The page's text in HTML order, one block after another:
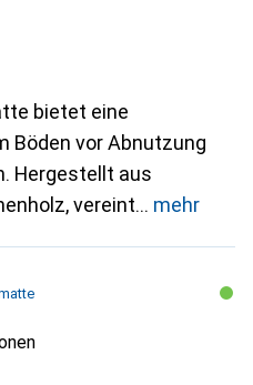
bietet eine
Böden vor Abnutzung
Hergestellt aus
vereint
mehr